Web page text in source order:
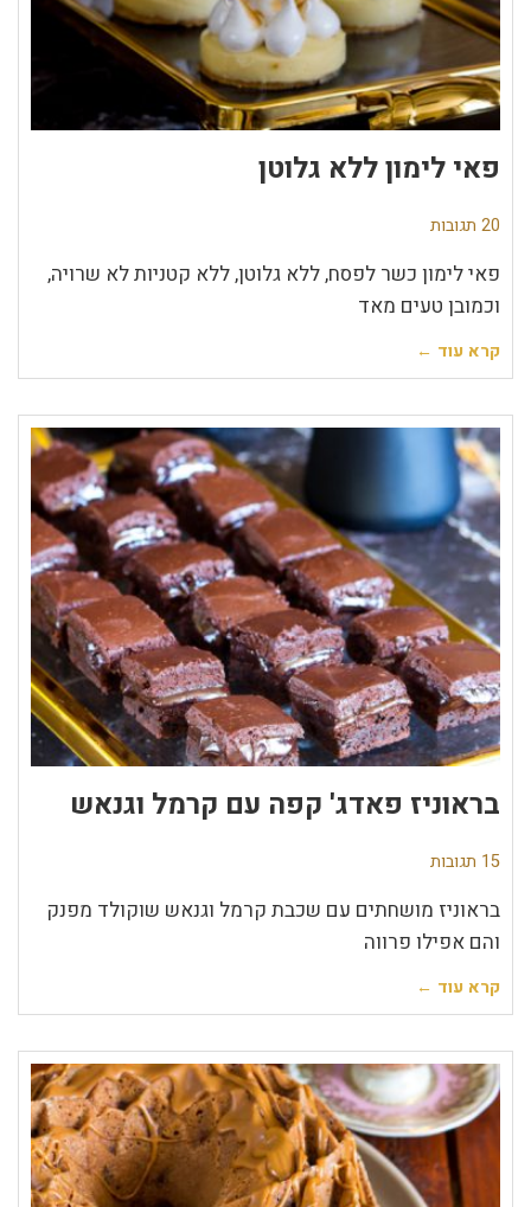
פאי לימון ללא גלוטן
20 תגובות
פאי לימון כשר לפסח, ללא גלוטן, ללא קטניות לא שרויה,
וכמובן טעים מאד
קרא עוד ←
בראוניז פאדג' קפה עם קרמל וגנאש
15 תגובות
בראוניז מושחתים עם שכבת קרמל וגנאש שוקולד מפנק
והם אפילו פרווה
קרא עוד ←